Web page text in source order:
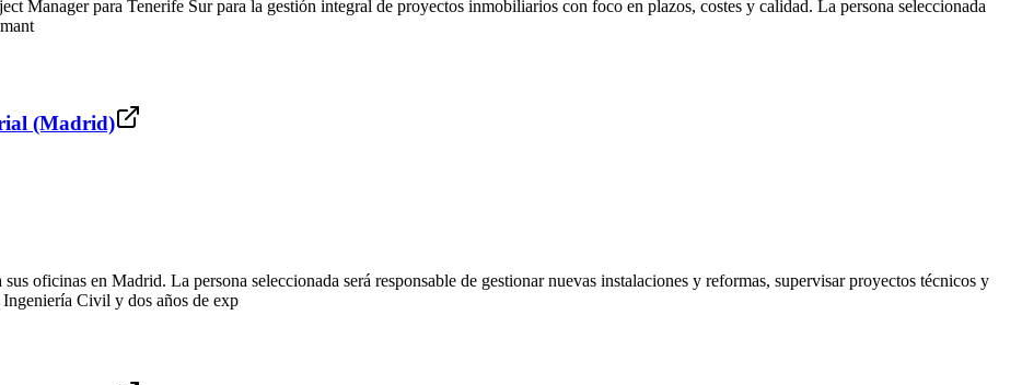
Manager para Tenerife Sur para la gestión integral de proyectos inmobiliarios con foco en plazos, costes y calidad. La persona seleccionada
(Madrid)
oficinas en Madrid. La persona seleccionada será responsable de gestionar nuevas instalaciones y reformas, supervisar proyectos técnicos y
Civil y dos años de exp